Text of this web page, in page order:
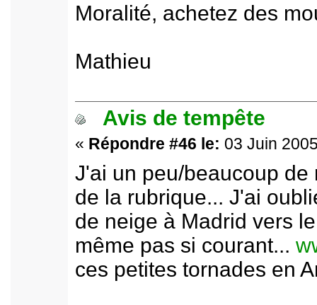
Moralité, achetez des
Mathieu
Avis de tempête
« Répondre #46 le: 03 Juin
J'ai un peu/beaucoup
de la rubrique... J'ai
de neige à Madrid vers
même pas si courant...
ces petites tornades en